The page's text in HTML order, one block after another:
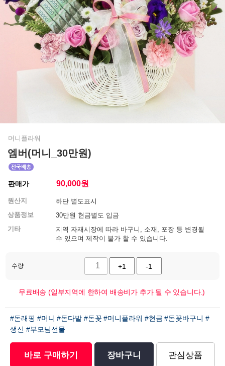
머니플라워
엠버(머니_30만원)
판매가 90,000원
원산지
하단 별도표시
상품정보
30만원 현금별도 입금
기타
지역 자재시장에 따라 바구니, 소재, 포장 등 변경될
수 있으며 제작이 불가 할 수 있습니다.
수량 +1 -1
무료배송 (일부지역에 한하여 배송비가 추가 될 수 있습니다.)
#돈래핑 #머니 #돈다발 #돈꽃 #머니플라워 #현금 #돈꽃바구니 #
생신 #부모님선물
바로 구매하기 장바구니 관심상품